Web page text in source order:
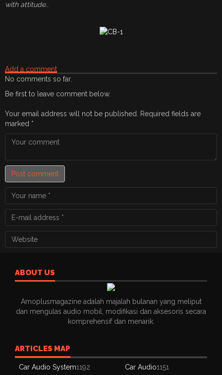
with attitude..
Add a comment
No comments so far.
Be first to leave comment below.
Your email address will not be published.
Required fields are
marked *
Post comment
ABOUT US
Amoplusmagazine adalah majalah bulanan yang meliput
dan mengulas audio mobil, modifikasi dan aksesoris secara
komprehensif dan menarik.
ARTICLES MAP
Car Audio System1192 Car Audio1151